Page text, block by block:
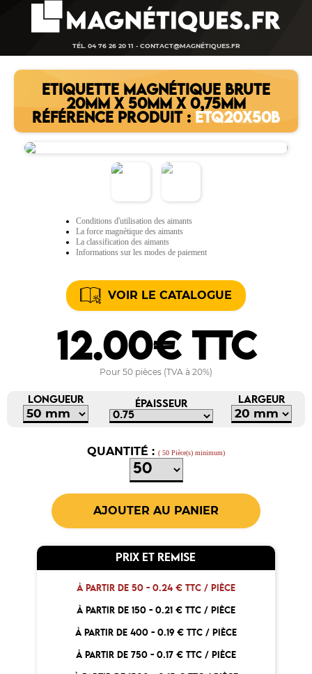
TÉL. 04 76 26 20 11 - CONTACT@MAGNÉTIQUES.FR
ETIQUETTE MAGNÉTIQUE BRUTE
20MM X 50MM X 0,75MM
RÉFÉRENCE PRODUIT : ETQ20X50B
Conditions d'utilisation des aimants
La force magnétique des aimants
La classification des aimants
Informations sur les modes de paiement
VOIR LE CATALOGUE
12.00€ TTC
Pour 50 pièces (TVA à 20%)
LONGUEUR ÉPAISSEUR LARGEUR
QUANTITÉ : ( 50 Pièce(s) minimum)
PRIX ET REMISE
À PARTIR DE 50 - 0.24 € TTC / PIÈCE
À PARTIR DE 150 - 0.21 € TTC / PIÈCE
À PARTIR DE 400 - 0.19 € TTC / PIÈCE
À PARTIR DE 750 - 0.17 € TTC / PIÈCE